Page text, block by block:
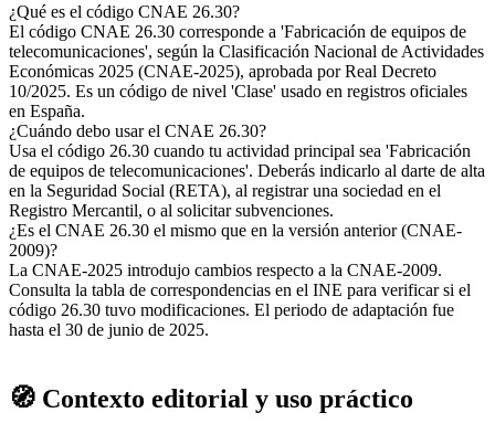
¿Qué es el código CNAE 26.30?
El código CNAE 26.30 corresponde a 'Fabricación de equipos de
telecomunicaciones', según la Clasificación Nacional de Actividades
Económicas 2025 (CNAE-2025), aprobada por Real Decreto
10/2025. Es un código de nivel 'Clase' usado en registros oficiales
en España.
¿Cuándo debo usar el CNAE 26.30?
Usa el código 26.30 cuando tu actividad principal sea 'Fabricación
de equipos de telecomunicaciones'. Deberás indicarlo al darte de alta
en la Seguridad Social (RETA), al registrar una sociedad en el
Registro Mercantil, o al solicitar subvenciones.
¿Es el CNAE 26.30 el mismo que en la versión anterior (CNAE-
2009)?
La CNAE-2025 introdujo cambios respecto a la CNAE-2009.
Consulta la tabla de correspondencias en el INE para verificar si el
código 26.30 tuvo modificaciones. El periodo de adaptación fue
hasta el 30 de junio de 2025.
🧭 Contexto editorial y uso práctico